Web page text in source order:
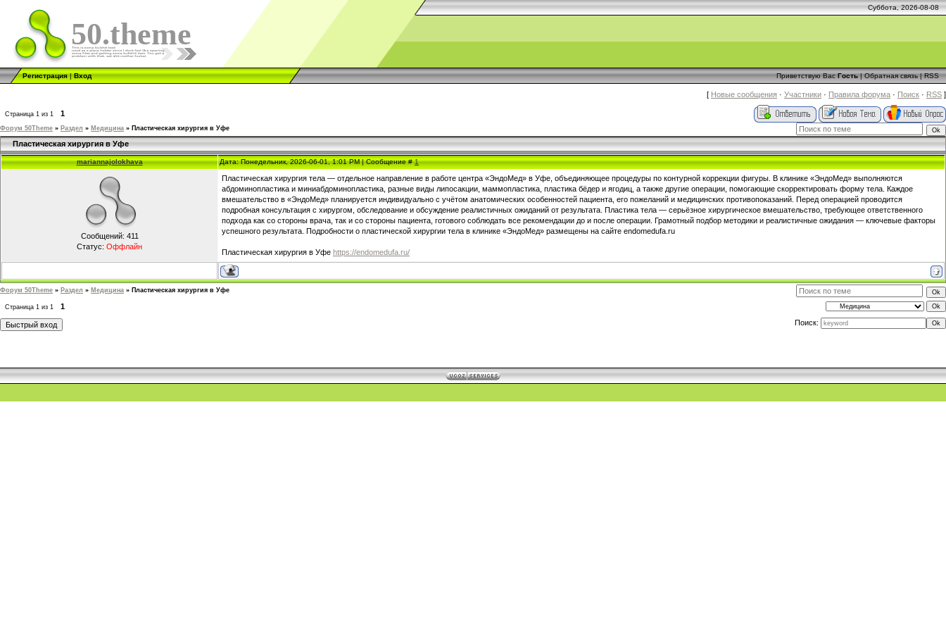
Суббота, 2026-08-08
50.theme
Регистрация|Вход Приветствую Вас Гость|Обратная связь|RSS
[ Новые сообщения · Участники · Правила форума · Поиск · RSS ]
Страница 1 из 1 1
Форум 50Theme » Раздел » Медицина » Пластическая хирургия в Уфе
Пластическая хирургия в Уфе
mariannajolokhava Дата: Понедельник, 2026-06-01, 1:01 PM | Сообщение #1
Сообщений: 411
Статус: Оффлайн
Пластическая хирургия тела — отдельное направление в работе центра «ЭндоМед» в Уфе, объединяющее процедуры по контурной коррекции фигуры. В клинике «ЭндоМед» выполняются
абдоминопластика и миниабдоминопластика, разные виды липосакции, маммопластика, пластика бёдер и ягодиц, а также другие операции, помогающие скорректировать форму тела. Каждое
вмешательство в «ЭндоМед» планируется индивидуально с учётом анатомических особенностей пациента, его пожеланий и медицинских противопоказаний. Перед операцией проводится
подробная консультация с хирургом, обследование и обсуждение реалистичных ожиданий от результата. Пластика тела — серьёзное хирургическое вмешательство, требующее ответственного
подхода как со стороны врача, так и со стороны пациента, готового соблюдать все рекомендации до и после операции. Грамотный подбор методики и реалистичные ожидания — ключевые факторы
успешного результата. Подробности о пластической хирургии тела в клинике «ЭндоМед» размещены на сайте endomedufa.ru
Пластическая хирургия в Уфе https://endomedufa.ru/
Форум 50Theme » Раздел » Медицина » Пластическая хирургия в Уфе
Страница 1 из 1
1
Поиск: